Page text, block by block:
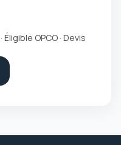
OPCO · Devis